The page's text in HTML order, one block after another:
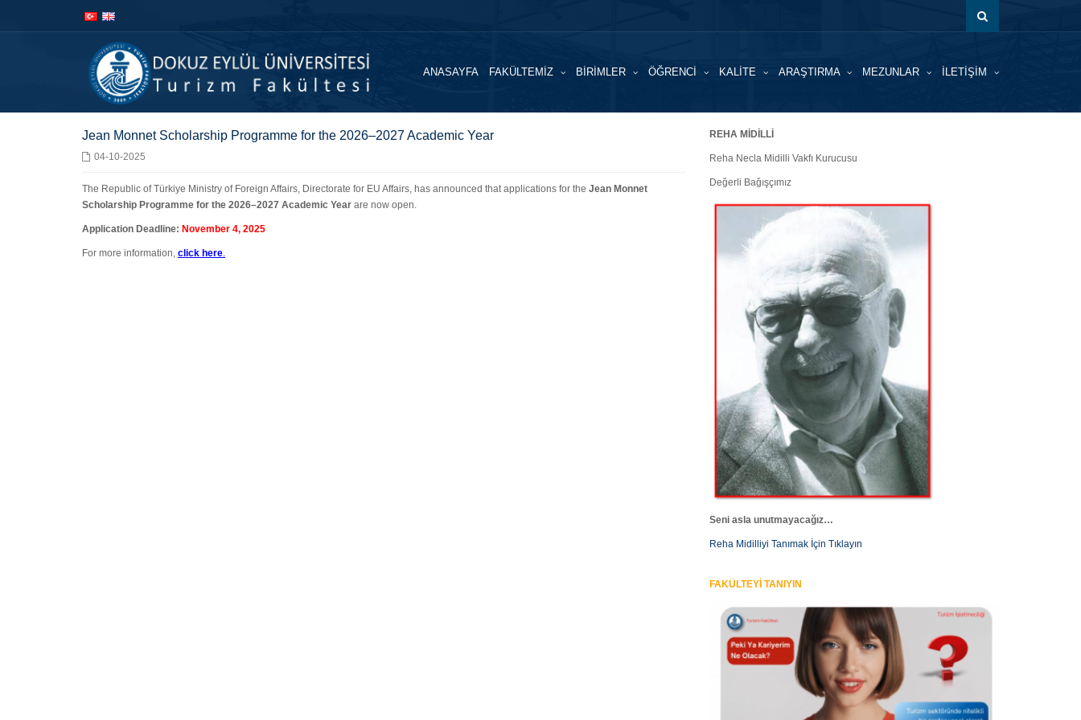
ANASAYFA FAKÜLTEMİZ BİRİMLER ÖĞRENCİ KALİTE ARAŞTIRMA MEZUNLAR İLETİŞİM
Jean Monnet Scholarship Programme for the 2026–2027 Academic Year
04-10-2025
The Republic of Türkiye Ministry of Foreign Affairs, Directorate for EU Affairs, has announced that applications for the Jean Monnet
Scholarship Programme for the 2026–2027 Academic Year are now open.
Application Deadline: November 4, 2025
For more information, click here.
REHA MİDİLLİ
Reha Necla Midilli Vakfı Kurucusu
Değerli Bağışçımız
Seni asla unutmayacağız…
Reha Midilliyi Tanımak İçin Tıklayın
FAKÜLTEYİ TANIYIN